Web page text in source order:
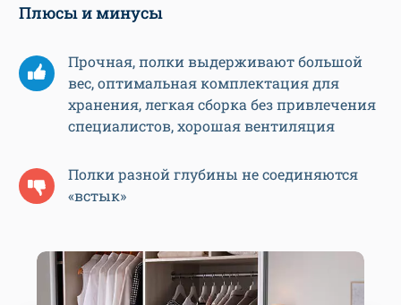
Плюсы и минусы
Прочная, полки выдерживают большой
вес, оптимальная комплектация для
хранения, легкая сборка без привлечения
специалистов, хорошая вентиляция
Полки разной глубины не соединяются
«встык»